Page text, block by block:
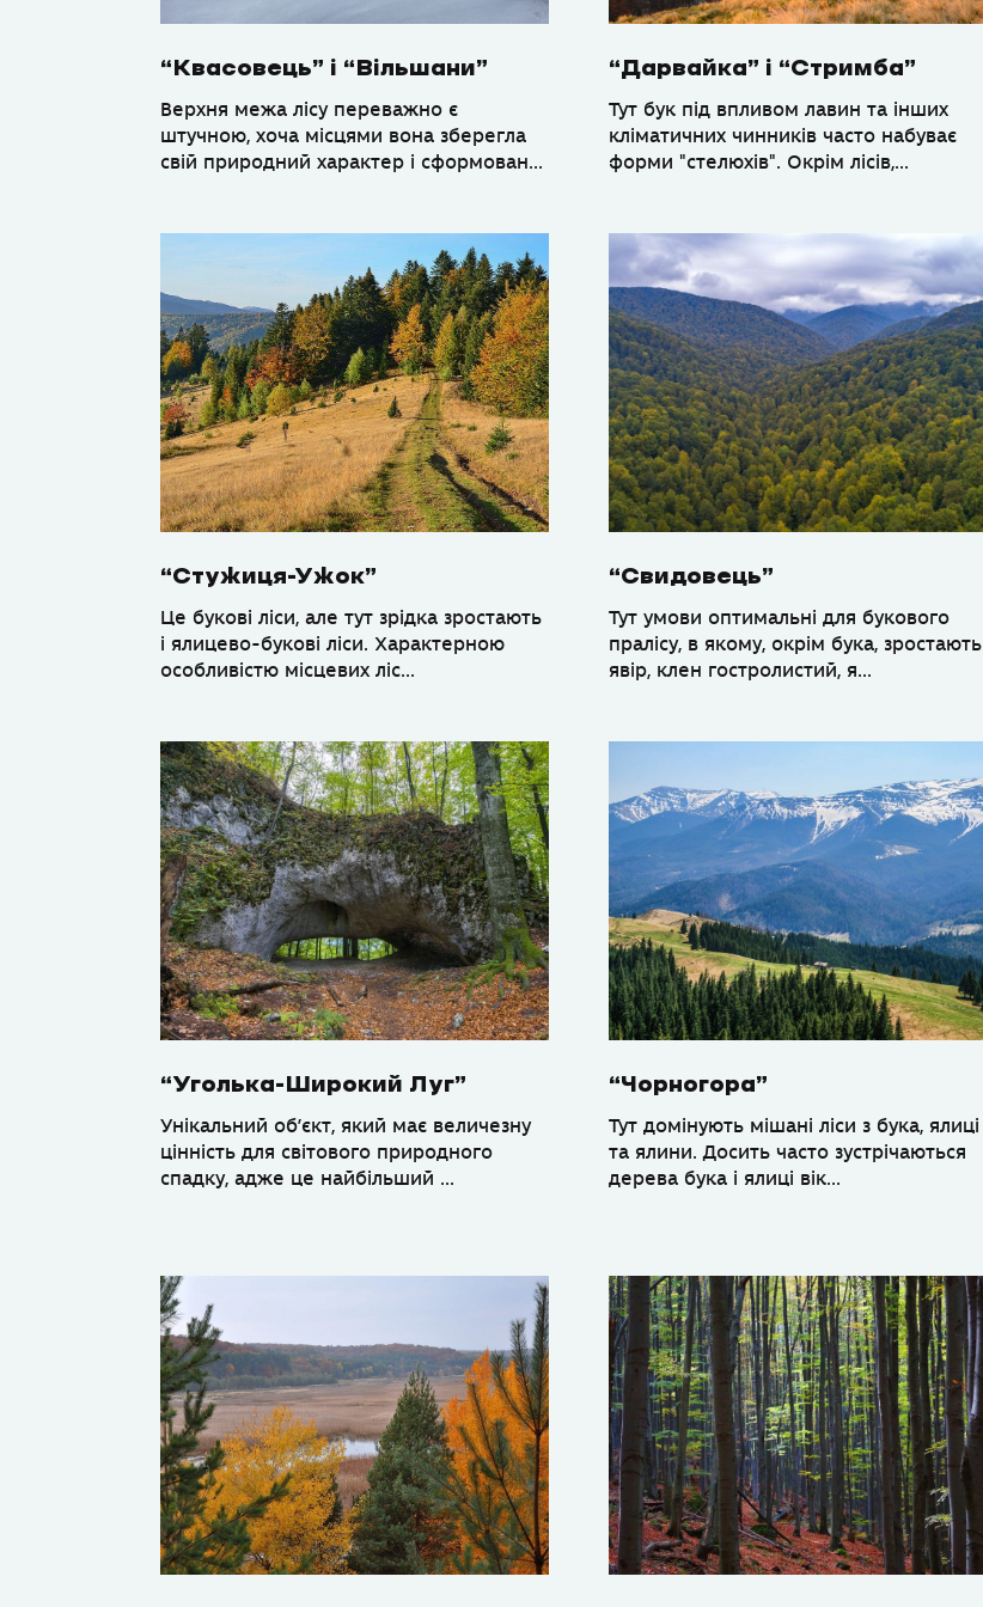
“Квасовець” і “Вільшани”
Верхня межа лісу переважно є
штучною, хоча місцями вона зберегла
свій природний характер і сформован...
“Дарвайка” і “Стримба”
Тут бук під впливом лавин та інших
кліматичних чинників часто набуває
форми "стелюхів". Окрім лісів,...
“Стужиця-Ужок”
Це букові лiси, але тут зрiдка зростають
і ялицево-буковi лiси. Характерною
особливiстю місцевих лiс...
“Свидовець”
Тут умови оптимальні для букового
пралісу, в якому, окрім бука, зростають
явір, клен гостролистий, я...
“Уголька-Широкий Луг”
Унікальний об’єкт, який має величезну
цінність для світового природного
спадку, адже це найбільший ...
“Чорногора”
Тут домінують мішані ліси з бука, ялиці
та ялини. Досить часто зустрічаються
дерева бука і ялиці вік...